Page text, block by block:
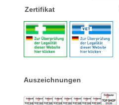
Zertifikat
Auszeichnungen